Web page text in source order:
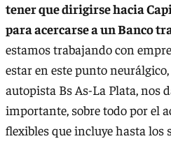
tener que dirigirse hacia
para acercarse a un Banco
estamos trabajando con
estar en este punto
autopista Bs As-La Plata, nos
importante, sobre todo por el
flexibles que incluye hasta los